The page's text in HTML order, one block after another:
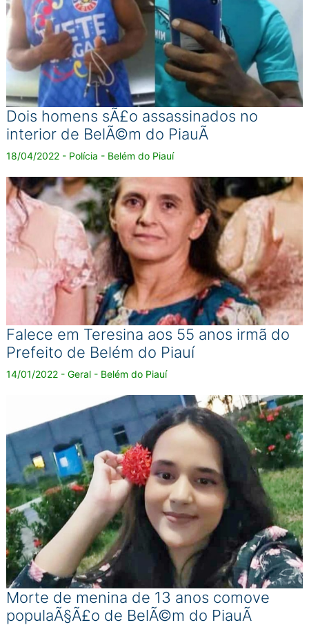
Dois homens sÃ£o assassinados no
interior de BelÃ©m do PiauÃ­
18/04/2022 - Polícia - Belém do Piauí
Falece em Teresina aos 55 anos irmã do
Prefeito de Belém do Piauí
14/01/2022 - Geral - Belém do Piauí
Morte de menina de 13 anos comove
populaÃ§Ã£o de BelÃ©m do PiauÃ­